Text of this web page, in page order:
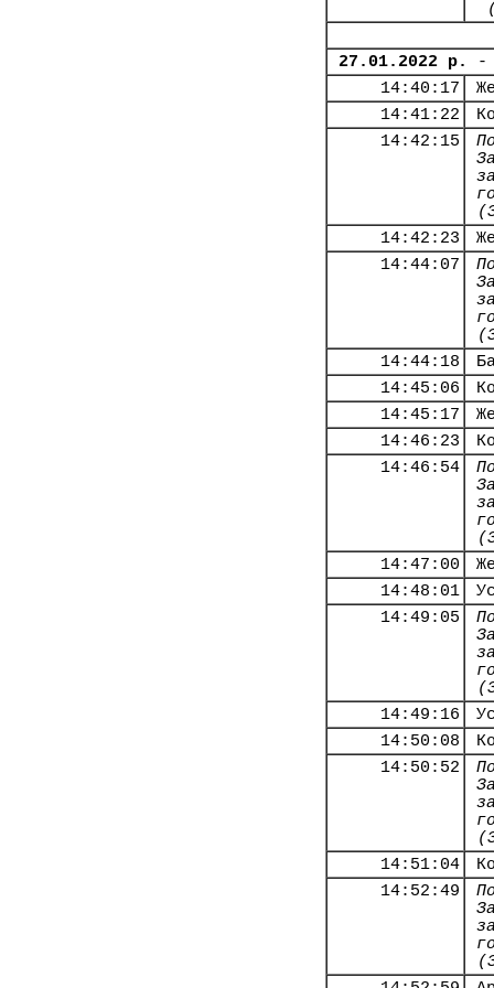
27.01.2022 р.
-
14:40:17
14:41:22
14:42:15
14:42:23
14:44:07
14:44:18
14:45:06
14:45:17
14:46:23
14:46:54
14:47:00
14:48:01
14:49:05
14:49:16
14:50:08
14:50:52
14:51:04
14:52:49